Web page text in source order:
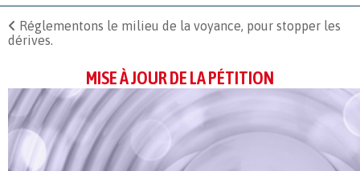
Réglementons le milieu de la voyance, pour stopper les
dérives.
MISE À JOUR DE LA PÉTITION